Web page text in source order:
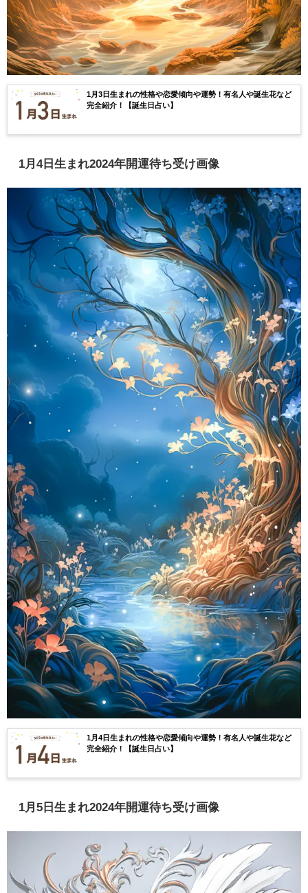
1月3日生まれの性格や恋愛傾向や運勢！有名人や誕生花など
完全紹介！【誕生日占い】
1月4日生まれ2024年開運待ち受け画像
1月4日生まれの性格や恋愛傾向や運勢！有名人や誕生花など
完全紹介！【誕生日占い】
1月5日生まれ2024年開運待ち受け画像